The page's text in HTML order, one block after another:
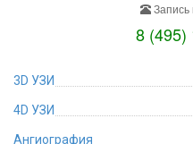
Запись
8 (495)
3D УЗИ
4D УЗИ
Ангиография